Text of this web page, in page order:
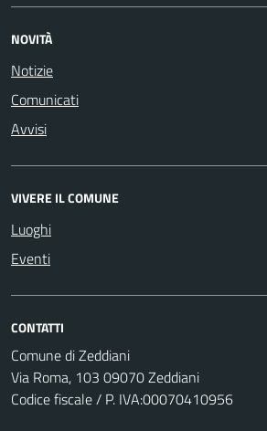
NOVITÀ
Notizie
Comunicati
Avvisi
VIVERE IL COMUNE
Luoghi
Eventi
CONTATTI
Comune di Zeddiani
Via Roma, 103 09070 Zeddiani
Codice fiscale / P. IVA:00070410956